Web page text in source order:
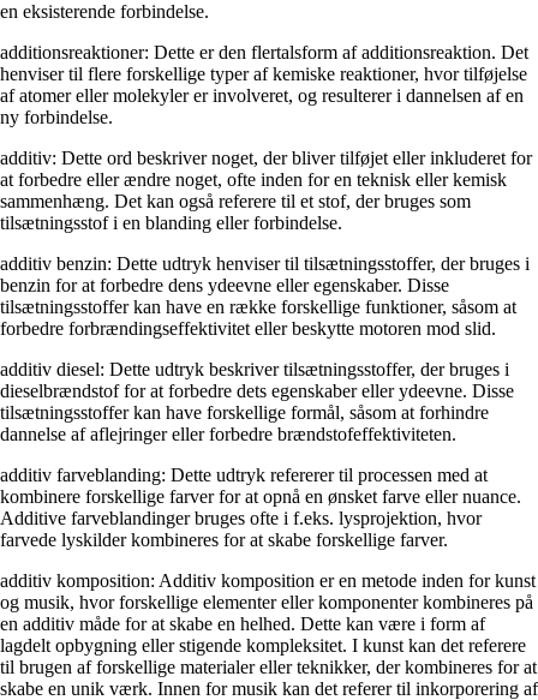
en eksisterende forbindelse.
additionsreaktioner: Dette er den flertalsform af additionsreaktion. Det
henviser til flere forskellige typer af kemiske reaktioner, hvor tilføjelse
af atomer eller molekyler er involveret, og resulterer i dannelsen af ​​en
ny forbindelse.
additiv: Dette ord beskriver noget, der bliver tilføjet eller inkluderet for
at forbedre eller ændre noget, ofte inden for en teknisk eller kemisk
sammenhæng. Det kan også referere til et stof, der bruges som
tilsætningsstof i en blanding eller forbindelse.
additiv benzin: Dette udtryk henviser til tilsætningsstoffer, der bruges i
benzin for at forbedre dens ydeevne eller egenskaber. Disse
tilsætningsstoffer kan have en række forskellige funktioner, såsom at
forbedre forbrændingseffektivitet eller beskytte motoren mod slid.
additiv diesel: Dette udtryk beskriver tilsætningsstoffer, der bruges i
dieselbrændstof for at forbedre dets egenskaber eller ydeevne. Disse
tilsætningsstoffer kan have forskellige formål, såsom at forhindre
dannelse af aflejringer eller forbedre brændstofeffektiviteten.
additiv farveblanding: Dette udtryk refererer til processen med at
kombinere forskellige farver for at opnå en ønsket farve eller nuance.
Additive farveblandinger bruges ofte i f.eks. lysprojektion, hvor
farvede lyskilder kombineres for at skabe forskellige farver.
additiv komposition: Additiv komposition er en metode inden for kunst
og musik, hvor forskellige elementer eller komponenter kombineres på
en additiv måde for at skabe en helhed. Dette kan være i form af
lagdelt opbygning eller stigende kompleksitet. I kunst kan det referere
til brugen af forskellige materialer eller teknikker, der kombineres for at
skabe en unik værk. Innen for musik kan det referer til inkorporering af